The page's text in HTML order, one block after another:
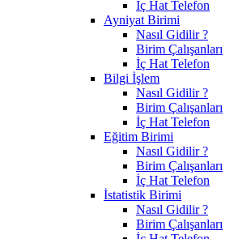
İç Hat Telefon
Ayniyat Birimi
Nasıl Gidilir ?
Birim Çalışanları
İç Hat Telefon
Bilgi İşlem
Nasıl Gidilir ?
Birim Çalışanları
İç Hat Telefon
Eğitim Birimi
Nasıl Gidilir ?
Birim Çalışanları
İç Hat Telefon
İstatistik Birimi
Nasıl Gidilir ?
Birim Çalışanları